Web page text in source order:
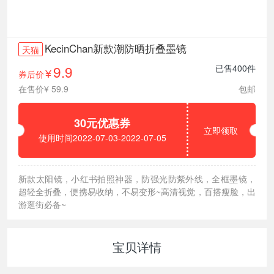
天猫 KecinChan新款潮防晒折叠墨镜
券后价¥ 9.9
已售400件
在售价¥ 59.9
包邮
30元优惠券
使用时间2022-07-03-2022-07-05
立即领取
新款太阳镜，小红书拍照神器，防强光防紫外线，全框墨镜，
超轻全折叠，便携易收纳，不易变形~高清视觉，百搭瘦脸，出
游逛街必备~
宝贝详情